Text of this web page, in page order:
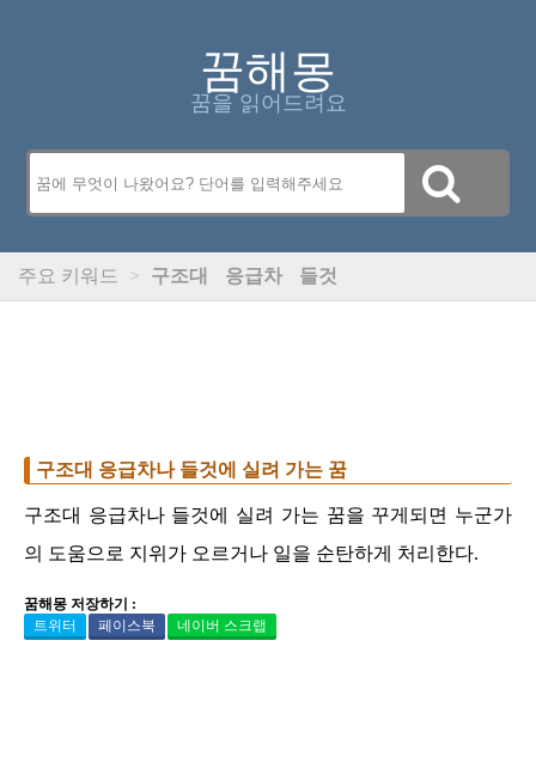
꿈해몽
꿈을 읽어드려요
주요 키워드 > 구조대 응급차 들것
구조대 응급차나 들것에 실려 가는 꿈
구조대 응급차나 들것에 실려 가는 꿈을 꾸게되면 누군가
의 도움으로 지위가 오르거나 일을 순탄하게 처리한다.
꿈해몽 저장하기 :
트위터
페이스북 네이버 스크랩